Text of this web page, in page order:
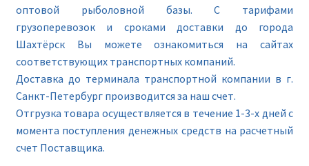
оптовой рыболовной базы. С тарифами
грузоперевозок и сроками доставки до города
Шахтёрск Вы можете ознакомиться на сайтах
соответствующих транспортных компаний.
Доставка до терминала транспортной компании в г.
Санкт-Петербург производится за наш счет.
Отгрузка товара осуществляется в течение 1-3-х дней с
момента поступления денежных средств на расчетный
счет Поставщика.